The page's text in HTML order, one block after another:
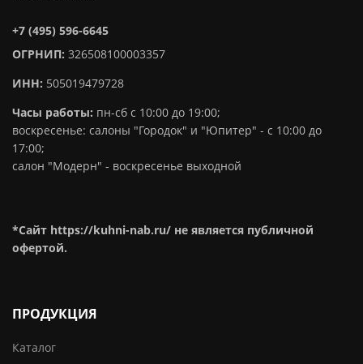
+7 (495) 596-6645
ОГРНИП: 326508100003357
ИНН: 505019479728
Часы работы: пн-сб с 10:00 до 19:00;
воскресенье: салоны "Городок" и "Юпитер" - с 10:00 до
17:00;
салон "Модерн" - воскресенье выходной
*Сайт https://kuhni-nab.ru/ не является публичной
офертой.
ПРОДУКЦИЯ
Каталог